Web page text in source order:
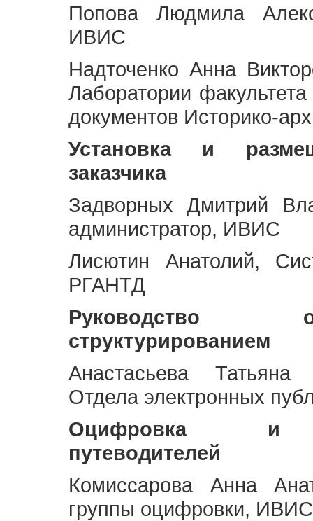
Попова Людмила
ИВИС
Надточенко Анна
Лаборатории
документов Историко-
Установка и
заказчика
Задворных Дмитрий
администратор, ИВИС
Лисютин Анатолий,
РГАНТД
Руководство
структурированием
Анастасьева Татьяна
Отдела электронных
Оцифровка и
путеводителей
Комиссарова Анна
группы оцифровки, ИВИС